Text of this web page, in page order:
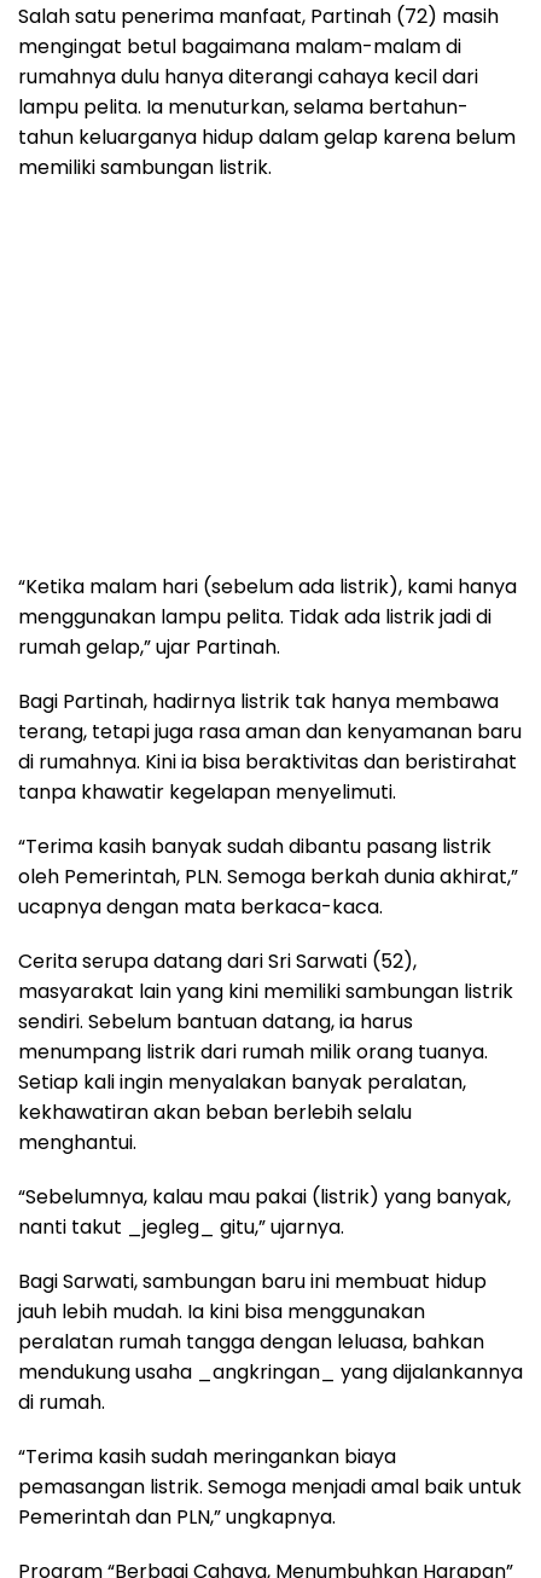
Salah satu penerima manfaat, Partinah (72) masih
mengingat betul bagaimana malam-malam di
rumahnya dulu hanya diterangi cahaya kecil dari
lampu pelita. Ia menuturkan, selama bertahun-
tahun keluarganya hidup dalam gelap karena belum
memiliki sambungan listrik.
“Ketika malam hari (sebelum ada listrik), kami hanya
menggunakan lampu pelita. Tidak ada listrik jadi di
rumah gelap,” ujar Partinah.
Bagi Partinah, hadirnya listrik tak hanya membawa
terang, tetapi juga rasa aman dan kenyamanan baru
di rumahnya. Kini ia bisa beraktivitas dan beristirahat
tanpa khawatir kegelapan menyelimuti.
“Terima kasih banyak sudah dibantu pasang listrik
oleh Pemerintah, PLN. Semoga berkah dunia akhirat,”
ucapnya dengan mata berkaca-kaca.
Cerita serupa datang dari Sri Sarwati (52),
masyarakat lain yang kini memiliki sambungan listrik
sendiri. Sebelum bantuan datang, ia harus
menumpang listrik dari rumah milik orang tuanya.
Setiap kali ingin menyalakan banyak peralatan,
kekhawatiran akan beban berlebih selalu
menghantui.
“Sebelumnya, kalau mau pakai (listrik) yang banyak,
nanti takut _jegleg_ gitu,” ujarnya.
Bagi Sarwati, sambungan baru ini membuat hidup
jauh lebih mudah. Ia kini bisa menggunakan
peralatan rumah tangga dengan leluasa, bahkan
mendukung usaha _angkringan_ yang dijalankannya
di rumah.
“Terima kasih sudah meringankan biaya
pemasangan listrik. Semoga menjadi amal baik untuk
Pemerintah dan PLN,” ungkapnya.
Program “Berbagi Cahaya, Menumbuhkan Harapan”